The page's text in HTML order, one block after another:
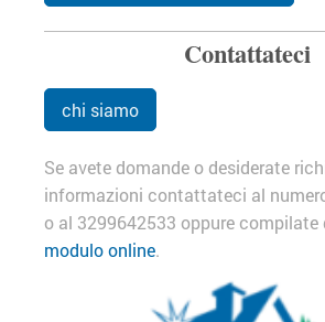
Contattateci
chi siamo
Se avete domande o desiderate
informazioni contattateci al
o al 3299642533 oppure
modulo online.